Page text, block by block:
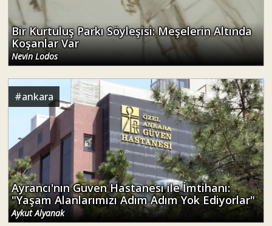
Bir Kurtuluş Parkı Söyleşisi: Meşelerin Altında
Koşanlar Var
Nevin Lodos
#ankara
Ayrancı'nın Güven Hastanesi ile İmtihanı:
"Yaşam Alanlarımızı Adım Adım Yok Ediyorlar"
Aykut Alyanak